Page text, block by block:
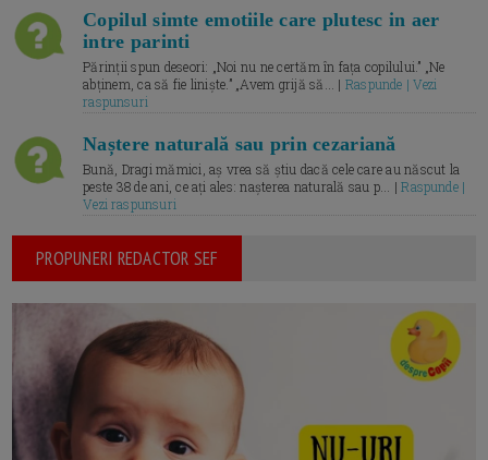
Copilul simte emotiile care plutesc in aer
intre parinti
Părinții spun deseori: „Noi nu ne certăm în fața copilului.” „Ne
abținem, ca să fie liniște.” „Avem grijă să... | Raspunde | Vezi
raspunsuri
Naștere naturală sau prin cezariană
Bună, Dragi mămici, aș vrea să știu dacă cele care au născut la
peste 38 de ani, ce ați ales: nașterea naturală sau p... |Raspunde |
Vezi raspunsuri
PROPUNERI REDACTOR SEF